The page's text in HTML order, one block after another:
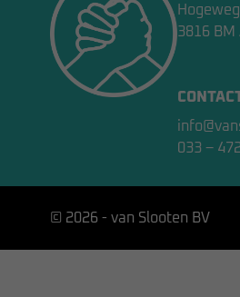
3816
033 –
© 2026 - van Slooten BV